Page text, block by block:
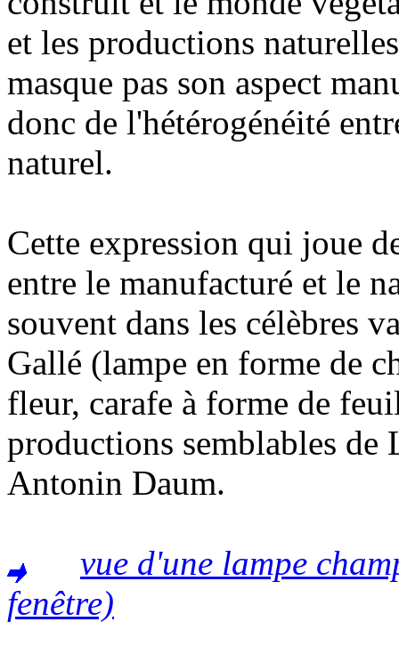
et les productions
masque pas son aspect
donc de l'hétérogénéité
naturel.
Cette expression qui joue
entre le manufacturé et le
souvent dans les célèbres
Gallé (lampe en forme de
fleur, carafe à forme de
productions semblables
Antonin Daum.
vue d'une lampe
fenêtre)